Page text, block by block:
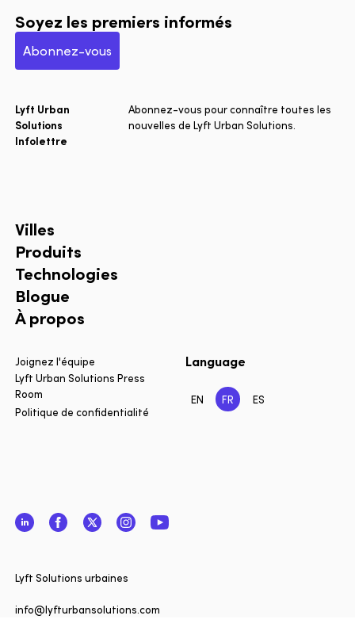
Soyez les premiers informés
Abonnez-vous
Lyft Urban
Solutions
Infolettre
Abonnez-vous pour connaître toutes les
nouvelles de Lyft Urban Solutions.
Villes
Produits
Technologies
Blogue
À propos
Joignez l'équipe
Lyft Urban Solutions Press
Room
Politique de confidentialité
Language
EN FR ES
LinkedInFacebookTwitterInstagramYouTube
Lyft Solutions urbaines
info@lyfturbansolutions.com